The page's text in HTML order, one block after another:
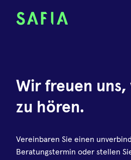
Wir freuen uns,
zu hören.
Vereinbaren Sie einen
Beratungstermin oder stellen